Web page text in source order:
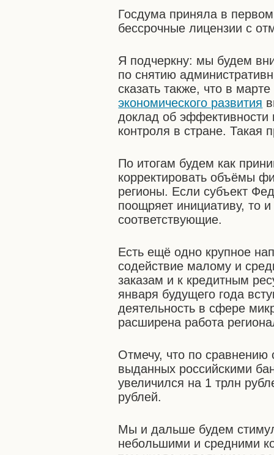
Госдума приняла в
бессрочные лицензии с
Я подчеркну: мы будем
по снятию
сказать также, что в
экономического развития
доклад об эффективности
контроля в стране. Такая
По итогам будем как
корректировать объёмы
регионы. Если субъект
поощряет инициативу, то
соответствующие.
Есть ещё одно крупное
содействие малому и
заказам и к кредитным
января будущего года
деятельность в сфере
расширена работа
Отмечу, что по сравнению
выданных российскими
увеличился на 1 трлн
рублей.
Мы и дальше будем
небольшими и средними